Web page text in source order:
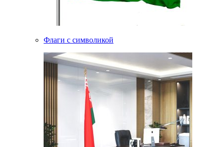
Флаги с символикой